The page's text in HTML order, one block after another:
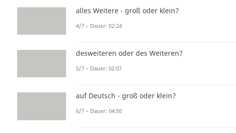
alles Weitere - groß oder klein?
4/7 – Dauer: 02:24
desweiteren oder des Weiteren?
5/7 – Dauer: 02:07
auf Deutsch - groß oder klein?
6/7 – Dauer: 04:50